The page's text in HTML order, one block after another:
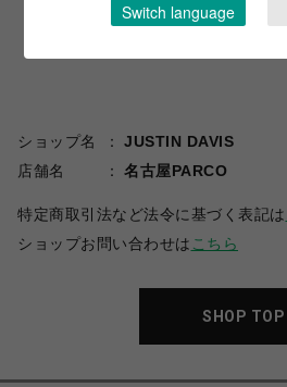
ショップ名
JUSTIN DAVIS
店舗名
名古屋PARCO
特定商取引法など法令に基づく表記は
ショップお問い合わせは こちら
SHOP TOP
Switch language